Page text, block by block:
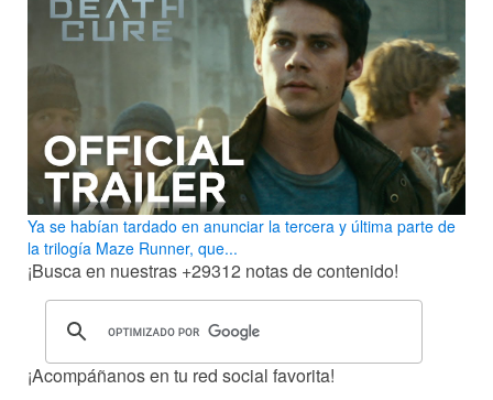
Ya se habían tardado en anunciar la tercera y última parte de
la trilogía Maze Runner, que...
¡Busca en nuestras +29312 notas de contenido!
¡Acompáñanos en tu red social favorita!